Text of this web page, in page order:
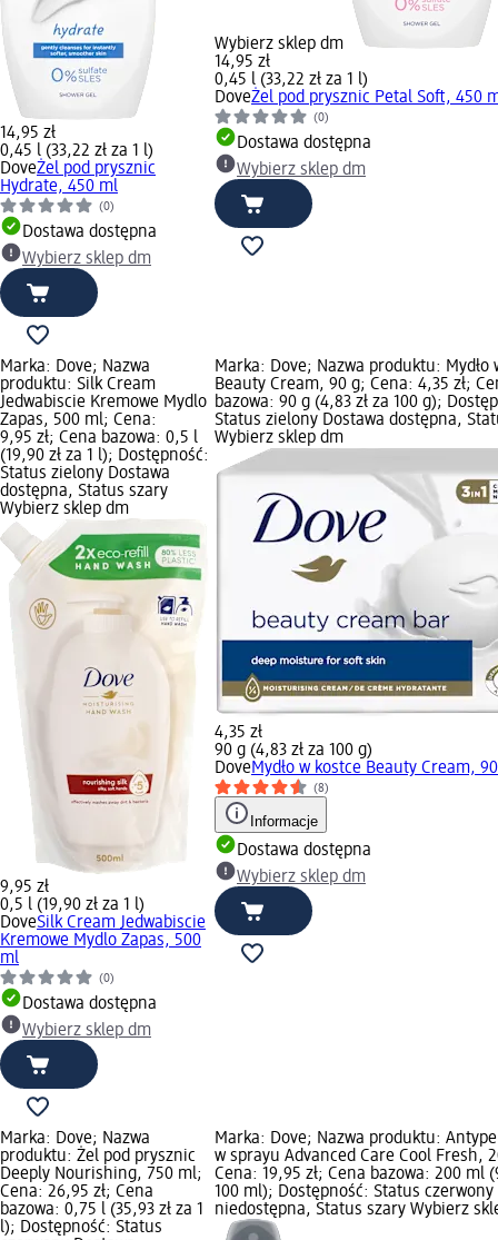
14,95 zł
0,45 l (33,22 zł za 1 l)
DoveŻel pod prysznic
Hydrate, 450 ml
(0)
Dostawa dostępna
Wybierz sklep dm
Wybierz sklep dm
14,95 zł
0,45 l (33,22 zł za 1 l)
DoveŻel pod prysznic Petal Soft, 450
(0)
Dostawa dostępna
Wybierz sklep dm
Marka: Dove; Nazwa
produktu: Silk Cream
Jedwabiscie Kremowe Mydlo
Zapas, 500 ml; Cena:
9,95 zł; Cena bazowa: 0,5 l
(19,90 zł za 1 l); Dostępność:
Status zielony Dostawa
dostępna, Status szary
Wybierz sklep dm
9,95 zł
0,5 l (19,90 zł za 1 l)
DoveSilk Cream Jedwabiscie
Kremowe Mydlo Zapas, 500
ml
(0)
Dostawa dostępna
Wybierz sklep dm
Marka: Dove; Nazwa produktu: Mydło
Beauty Cream, 90 g; Cena: 4,35 zł;
bazowa: 90 g (4,83 zł za 100 g);
Status zielony Dostawa dostępna,
Wybierz sklep dm
4,35 zł
90 g (4,83 zł za 100 g)
DoveMydło w kostce Beauty Cream,
(8)
Informacje
Dostawa dostępna
Wybierz sklep dm
Marka: Dove; Nazwa
produktu: Żel pod prysznic
Deeply Nourishing, 750 ml;
Cena: 26,95 zł; Cena
bazowa: 0,75 l (35,93 zł za 1
l); Dostępność: Status
Marka: Dove; Nazwa produktu:
w sprayu Advanced Care Cool Fresh,
Cena: 19,95 zł; Cena bazowa: 200 ml
100 ml); Dostępność: Status czerwony
niedostępna, Status szary Wybierz